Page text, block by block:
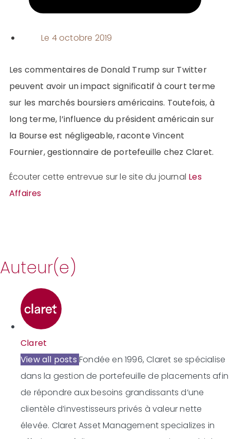
Le 4 octobre 2019
Les commentaires de Donald Trump sur Twitter
peuvent avoir un impact significatif à court terme
sur les marchés boursiers américains. Toutefois, à
long terme, l’influence du président américain sur
la Bourse est négligeable, raconte Vincent
Fournier, gestionnaire de portefeuille chez Claret.
Écouter cette entrevue sur le site du journal Les
Affaires
Auteur(e)
Claret
View all posts Fondée en 1996, Claret se spécialise
dans la gestion de portefeuille de placements afin
de répondre aux besoins grandissants d’une
clientèle d’investisseurs privés à valeur nette
élevée. Claret Asset Management specializes in